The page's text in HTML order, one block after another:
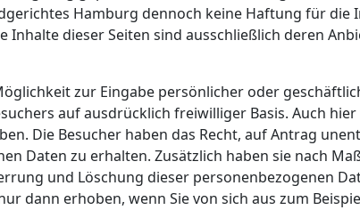
Hamburg dennoch keine Haftung für die
dieser Seiten sind ausschließlich deren
zur Eingabe persönlicher oder
auf ausdrücklich freiwilliger Basis. Auch
Die Besucher haben das Recht, auf Antrag
Daten zu erhalten. Zusätzlich haben sie nach
und Löschung dieser personenbezogenen
dann erhoben, wenn Sie von sich aus zum